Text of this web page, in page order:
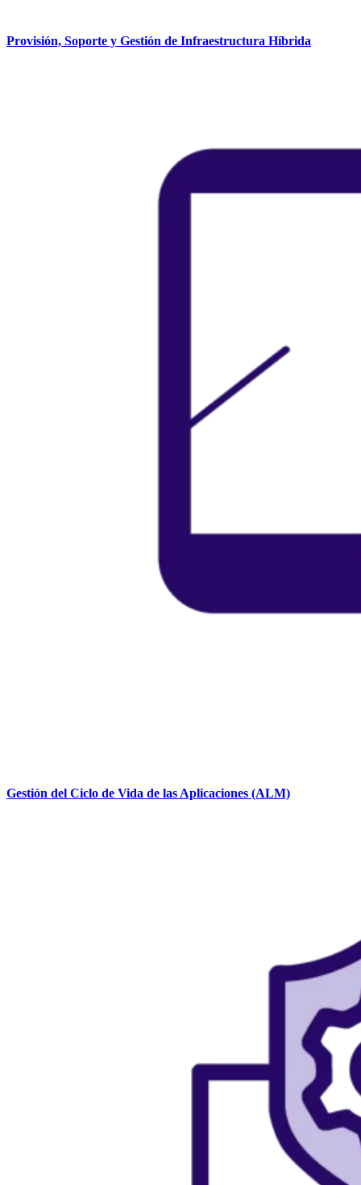
Provisión, Soporte y Gestión de Infraestructura Híbrida
Gestión del Ciclo de Vida de las Aplicaciones (ALM)